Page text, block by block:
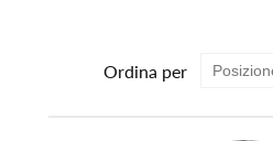
Ordina per